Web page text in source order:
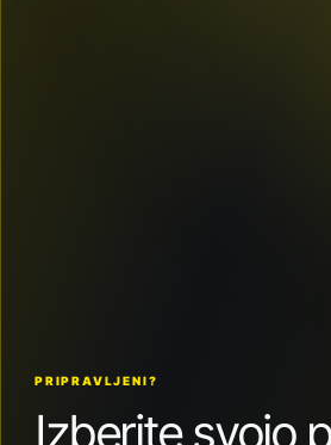
PRIPRAVLJENI?
Izberite svojo